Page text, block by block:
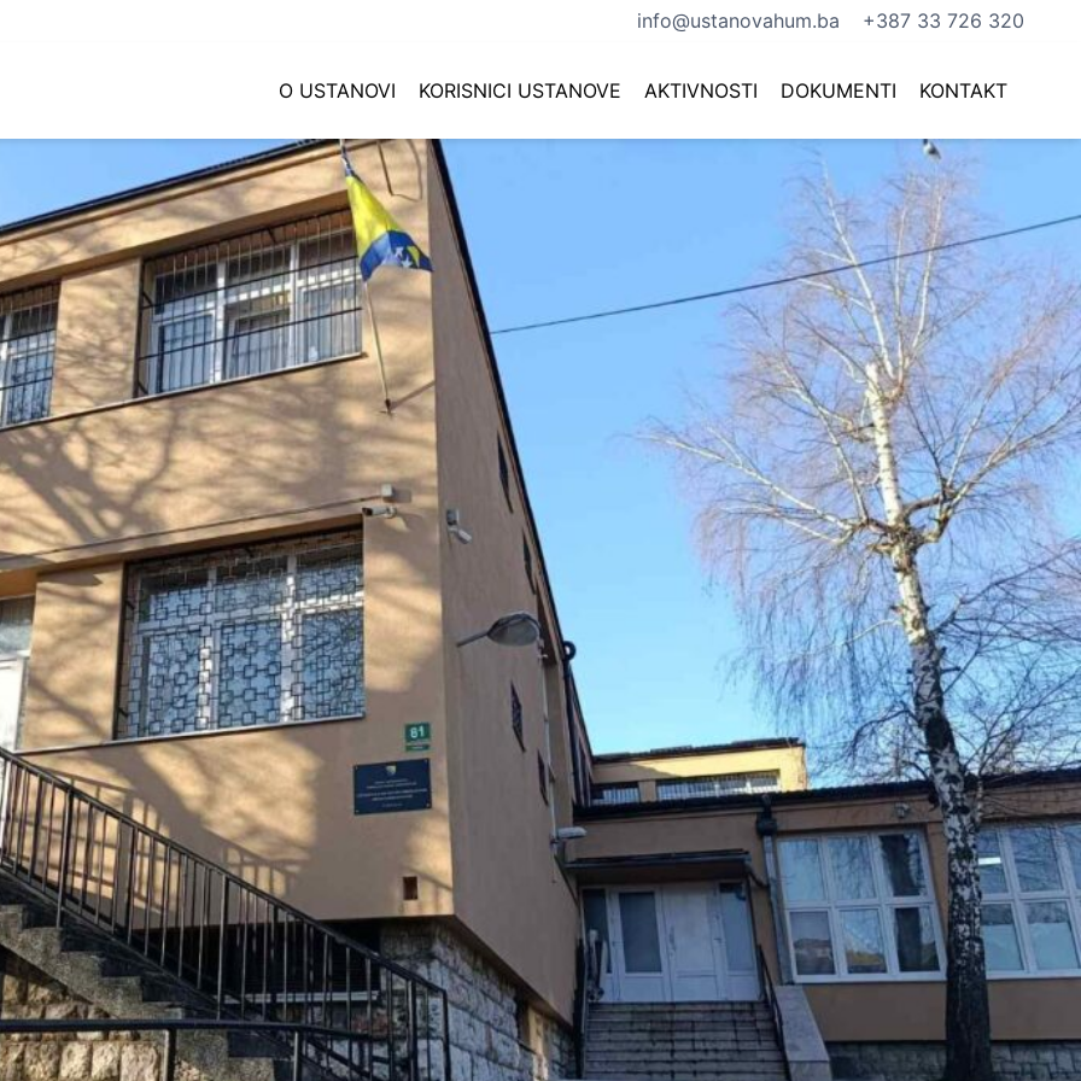
info@ustanovahum.ba +387 33 726 320
O USTANOVI KORISNICI USTANOVE AKTIVNOSTI DOKUMENTI KONTAKT